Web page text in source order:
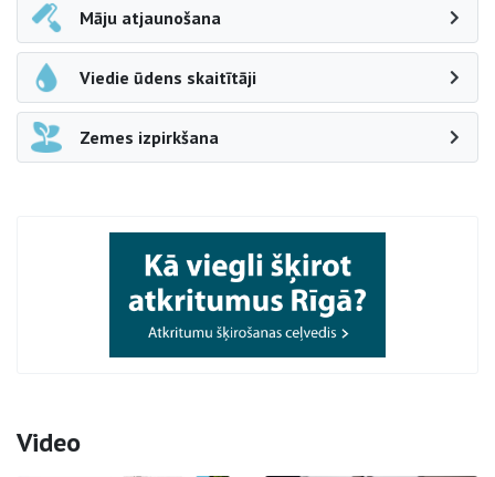
Māju atjaunošana
Viedie ūdens skaitītāji
Zemes izpirkšana
Video